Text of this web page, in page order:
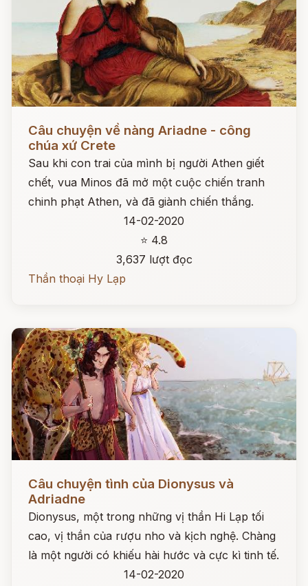
Câu chuyện về nàng Ariadne - công
chúa xứ Crete
Sau khi con trai của mình bị người Athen giết
chết, vua Minos đã mở một cuộc chiến tranh
chinh phạt Athen, và đã giành chiến thắng.
14-02-2020
⭐ 4.8
3,637 lượt đọc
Thần thoại Hy Lạp
Câu chuyện tình của Dionysus và
Adriadne
Dionysus, một trong những vị thần Hi Lạp tối
cao, vị thần của rượu nho và kịch nghệ. Chàng
là một người có khiếu hài hước và cực kì tinh tế.
14-02-2020